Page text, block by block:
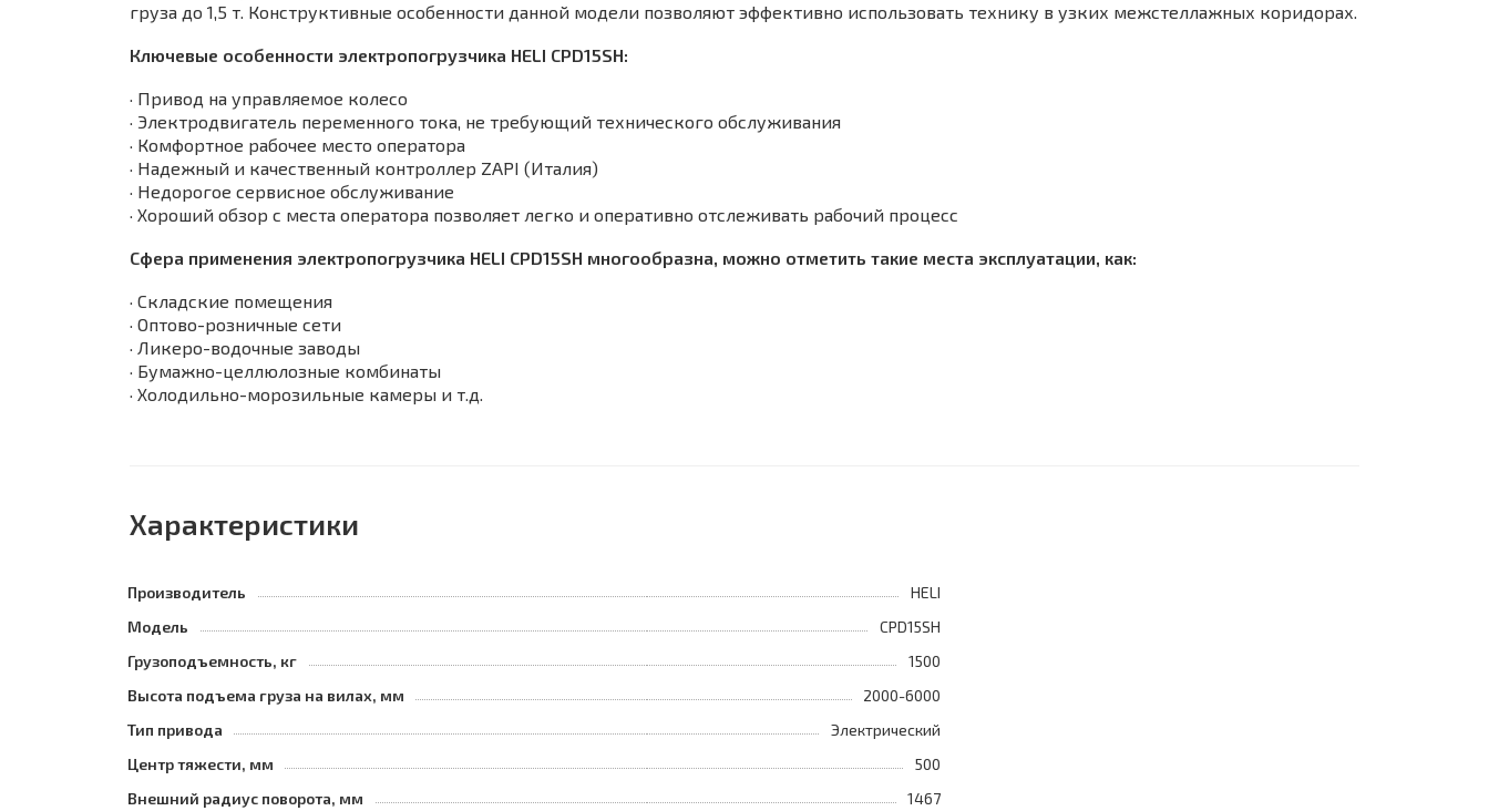
груза до 1,5 т. Конструктивные особенности данной модели позволяют эффективно использовать технику в узких межстеллажных коридорах.
Ключевые особенности электропогрузчика HELI CPD15SH:
· Привод на управляемое колесо
· Электродвигатель переменного тока, не требующий технического обслуживания
· Комфортное рабочее место оператора
· Надежный и качественный контроллер ZAPI (Италия)
· Недорогое сервисное обслуживание
· Хороший обзор с места оператора позволяет легко и оперативно отслеживать рабочий процесс
Сфера применения электропогрузчика HELI CPD15SH многообразна, можно отметить такие места эксплуатации, как:
· Складские помещения
· Оптово-розничные сети
· Ликеро-водочные заводы
· Бумажно-целлюлозные комбинаты
· Холодильно-морозильные камеры и т.д.
Характеристики
Производитель
HELI
Модель
CPD15SH
Грузоподъемность, кг
1500
Высота подъема груза на вилах, мм
2000-6000
Тип привода
Электрический
Центр тяжести, мм
500
Внешний радиус поворота, мм
1467